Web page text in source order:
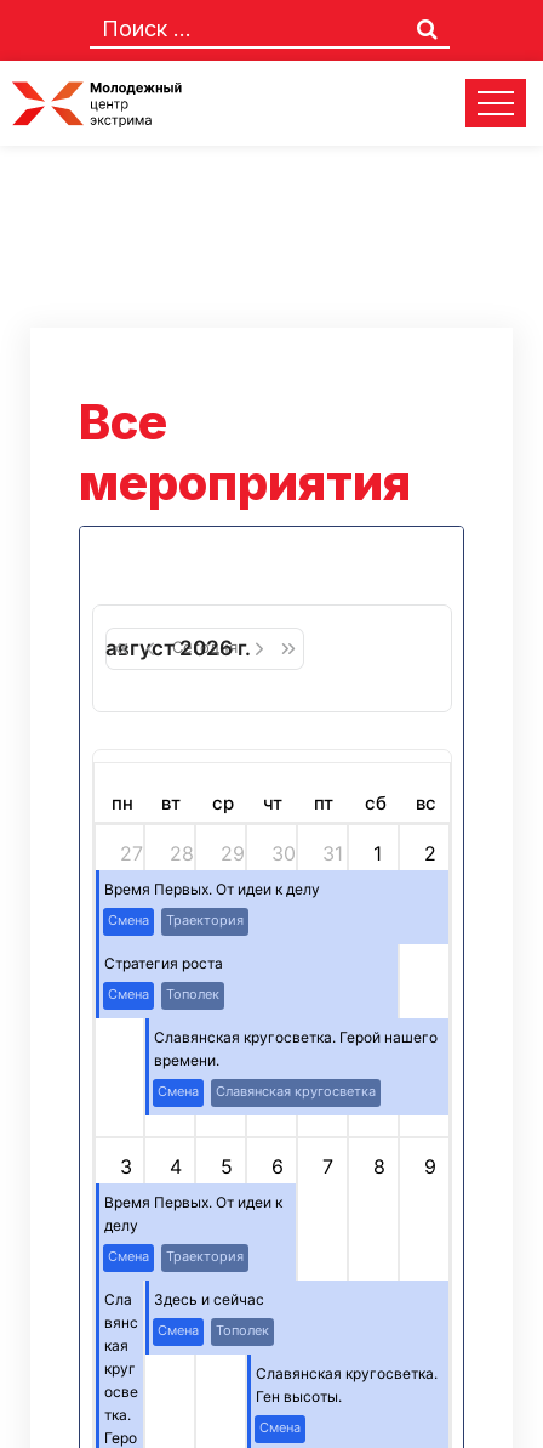
Все
мероприятия
август 2026 г.
Сегодня
пн вт ср чт пт сб вс
27
Время Первых. От идеи к делу
Смена Траектория
Стратегия роста
Смена Тополек
28
Славянская кругосветка. Герой нашего
времени.
Смена Славянская кругосветка
29 30 31 1 2
3
Время Первых. От идеи к
делу
Смена Траектория
Сла
вянс
кая
круг
осве
тка.
Геро
4
Здесь и сейчас
Смена Тополек
5 6
Славянская кругосветка.
Ген высоты.
Смена
7 8 9